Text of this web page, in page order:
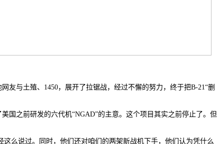
与土殖、1450，展开了拉锯战，经过不懈的努力，终于把B-21“删
之前研发的六代机“NGAD”的主意。这个项目其实之前停止了。但
说过。同时，他们还对咱们的两架新战机下手，他们认为凭什么